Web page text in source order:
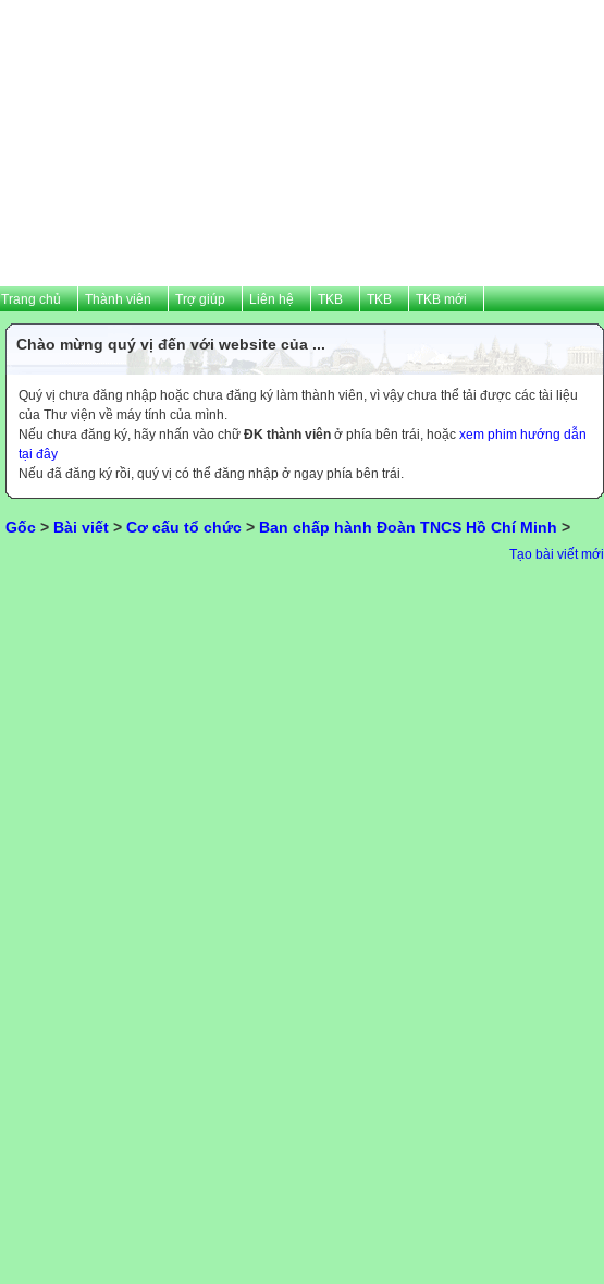
Trang chủ Thành viên Trợ giúp Liên hệ TKB TKB TKB mới
Chào mừng quý vị đến với website của ...
Quý vị chưa đăng nhập hoặc chưa đăng ký làm thành viên, vì vậy chưa thể tải được các tài liệu
của Thư viện về máy tính của mình.
Nếu chưa đăng ký, hãy nhấn vào chữ ĐK thành viên ở phía bên trái, hoặc xem phim hướng dẫn
tại đây
Nếu đã đăng ký rồi, quý vị có thể đăng nhập ở ngay phía bên trái.
Gốc > Bài viết > Cơ cấu tổ chức > Ban chấp hành Đoàn TNCS Hồ Chí Minh >
Tạo bài viết mới